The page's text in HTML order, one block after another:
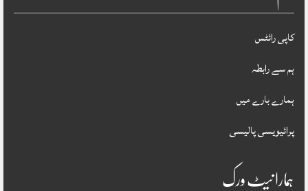
کاپی رائٹس
ہم سے رابطہ
ہمارے بارے میں
پرائیویسی پالیسی
ہمارا نیٹ ورک